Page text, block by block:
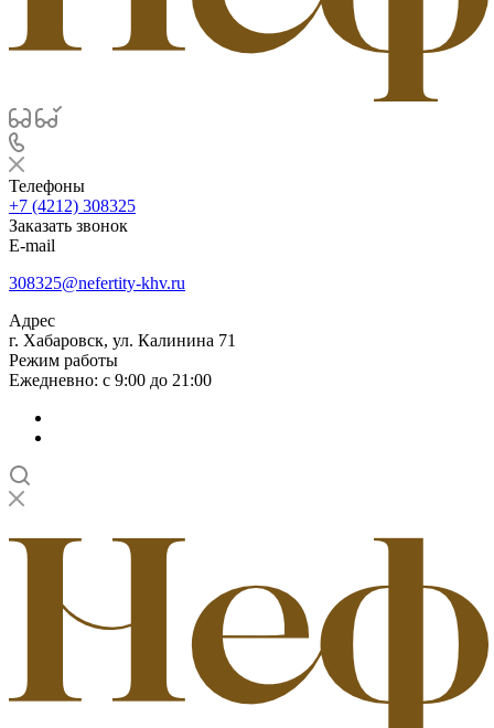
Телефоны
+7 (4212) 308325
Заказать звонок
E-mail
308325@nefertity-khv.ru
Адрес
г. Хабаровск, ул. Калинина 71
Режим работы
Ежедневно: с 9:00 до 21:00